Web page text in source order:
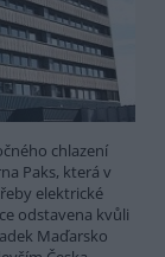
chlazení
Paks, která v
elektrické
odstavena kvůli
Maďarsko